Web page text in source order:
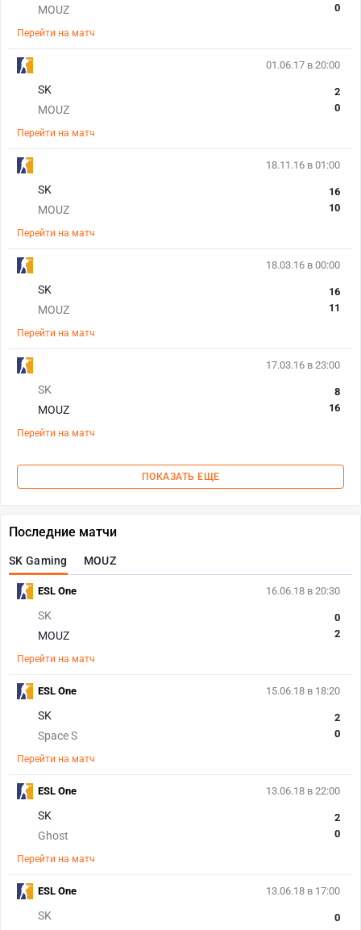
MOUZ
0
Перейти на матч
01.06.17 в 20:00
SK
MOUZ
2
0
Перейти на матч
18.11.16 в 01:00
SK
MOUZ
16
10
Перейти на матч
18.03.16 в 00:00
SK
MOUZ
16
11
Перейти на матч
17.03.16 в 23:00
SK
MOUZ
8
16
Перейти на матч
ПОКАЗАТЬ ЕЩЕ
Последние матчи
SK Gaming MOUZ
16.06.18 в 20:30
SK
MOUZ
0
2
Перейти на матч
ESL One
15.06.18 в 18:20
SK
Space S
2
0
Перейти на матч
ESL One
13.06.18 в 22:00
SK
Ghost
2
0
Перейти на матч
ESL One
13.06.18 в 17:00
SK
0
ESL One